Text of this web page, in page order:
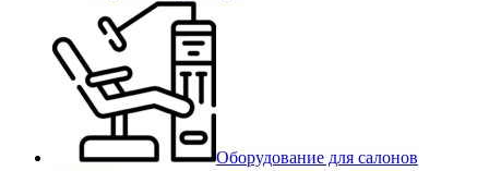
Оборудование для салонов